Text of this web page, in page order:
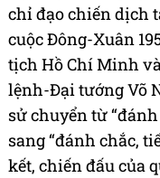
chỉ đạo chiến dịch
cuộc Đông-Xuân
tịch Hồ Chí Minh
lệnh-Đại tướng Võ
sử chuyển từ
sang “đánh chắc,
kết, chiến đấu của